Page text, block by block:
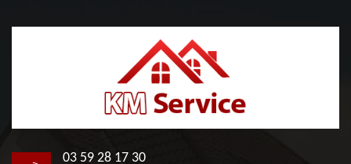
03 59 28 17 30